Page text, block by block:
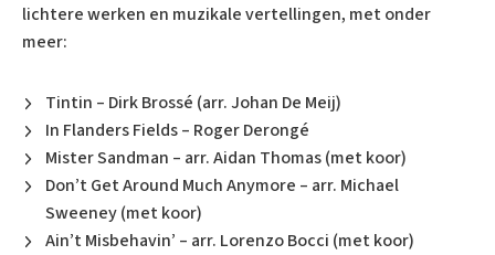
lichtere werken en muzikale vertellingen, met onder
meer:
Tintin – Dirk Brossé (arr. Johan De Meij)
In Flanders Fields – Roger Derongé
Mister Sandman – arr. Aidan Thomas (met koor)
Don’t Get Around Much Anymore – arr. Michael
Sweeney (met koor)
Ain’t Misbehavin’ – arr. Lorenzo Bocci (met koor)